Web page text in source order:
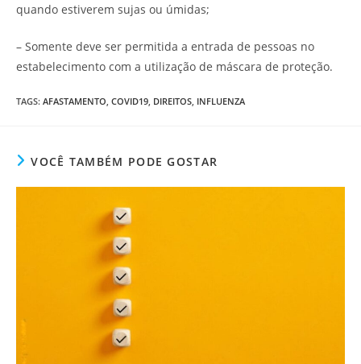
quando estiverem sujas ou úmidas;
– Somente deve ser permitida a entrada de pessoas no
estabelecimento com a utilização de máscara de proteção.
TAGS: AFASTAMENTO COVID19 DIREITOS INFLUENZA
VOCÊ TAMBÉM PODE GOSTAR